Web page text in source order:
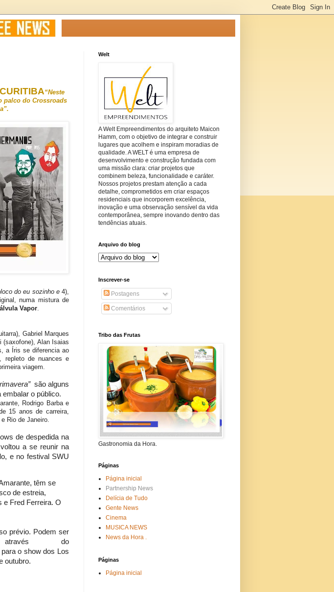
“Neste
palco do Crossroads
do eu sozinho e 4),
numa mistura de
Vapor
Gabriel Marques
(saxofone), Alan Isaias
a Íris se diferencia ao
repleto de nuances e
viagem.
são alguns
o público.
Rodrigo Barba e
15 anos de carreira,
Rio de Janeiro.
de despedida na
a se reunir na
e no festival SWU
têm se
de estreia,
e Fred Ferreira. O
prévio. Podem ser
do
o show dos Los
outubro.
Welt
A Welt Empreendimentos do arquiteto Maicon
Hamm, com o objetivo de integrar e construir
lugares que acolhem e inspiram moradias de
qualidade. A WELT é uma empresa de
desenvolvimento e construção fundada com
uma missão clara: criar projetos que
combinem beleza, funcionalidade e caráter.
Nossos projetos prestam atenção a cada
detalhe, comprometidos em criar espaços
residenciais que incorporem excelência,
inovação e uma observação sensível da vida
contemporânea, sempre inovando dentro das
tendências atuais.
Arquivo do blog
Inscrever-se
Postagens
Comentários
Tribo das Frutas
Gastronomia da Hora.
Páginas
Página inicial
Partnership News
Delícia de Tudo
Gente News
Cinema
MUSICA NEWS
News da Hora .
Páginas
Página inicial